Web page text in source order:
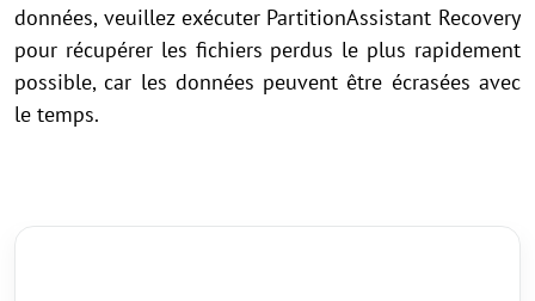
données, veuillez exécuter PartitionAssistant Recovery
pour récupérer les fichiers perdus le plus rapidement
possible, car les données peuvent être écrasées avec
le temps.